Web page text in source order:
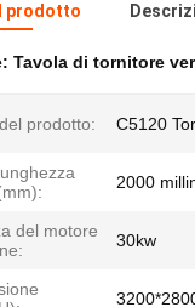
prodotto
Tavola di tornitore
prodotto: C5120
2000
del motore
30kw